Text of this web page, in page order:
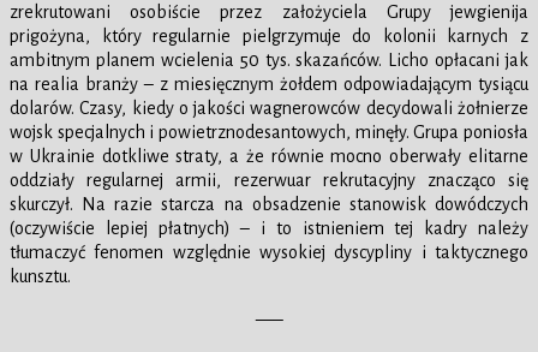
zrekrutowani osobiście przez założyciela Grupy jewgienija
prigożyna, który regularnie pielgrzymuje do kolonii karnych z
ambitnym planem wcielenia 50 tys. skazańców. Licho opłacani jak
na realia branży – z miesięcznym żołdem odpowiadającym tysiącu
dolarów. Czasy, kiedy o jakości wagnerowców decydowali żołnierze
wojsk specjalnych i powietrznodesantowych, minęły. Grupa poniosła
w Ukrainie dotkliwe straty, a że równie mocno oberwały elitarne
oddziały regularnej armii, rezerwuar rekrutacyjny znacząco się
skurczył. Na razie starcza na obsadzenie stanowisk dowódczych
(oczywiście lepiej płatnych) – i to istnieniem tej kadry należy
tłumaczyć fenomen względnie wysokiej dyscypliny i taktycznego
kunsztu.
—–